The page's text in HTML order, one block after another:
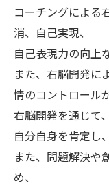
コーチングによる
消、自己実現、
自己表現力の向上
また、右脳開発に
情のコントロール
右脳開発を通じて
自分自身を肯定し
また、問題解決や
め、